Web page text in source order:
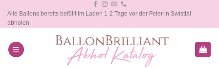
Inhalt
springen
Alle Ballons bereits befüllt im Laden 1-2 Tage vor der Feier in Swisttal
abholen